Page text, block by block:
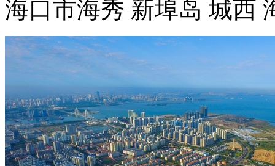
海口市海秀 新埠岛 城西